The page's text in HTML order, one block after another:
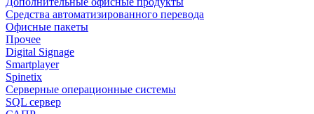
Средства автоматизированного перевода
Офисные пакеты
Прочее
Digital Signage
Smartplayer
Spinetix
Серверные операционные системы
SQL сервер